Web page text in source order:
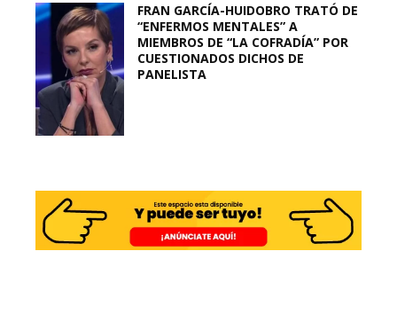
FRAN GARCÍA-HUIDOBRO TRATÓ DE
“ENFERMOS MENTALES” A
MIEMBROS DE “LA COFRADÍA” POR
CUESTIONADOS DICHOS DE
PANELISTA